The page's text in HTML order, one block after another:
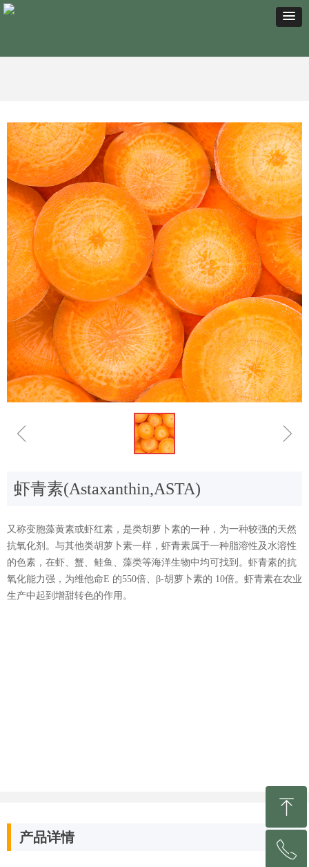
ꁆ ꁇ
又称变胞藻黄素或虾红素，是类胡萝卜素的一种，为一种较强的天然
抗氧化剂。与其他类胡萝卜素一样，虾青素属于一种脂溶性及水溶性
的色素，在虾、蟹、鲑鱼、藻类等海洋生物中均可找到。虾青素的抗
氧化能力强，为维他命E 的550倍、β-胡萝卜素的 10倍。虾青素在农业
生产中起到增甜转色的作用。
虾青素(Astaxanthin,ASTA)
产品详情
ꁸ
回到顶部
ꂅ